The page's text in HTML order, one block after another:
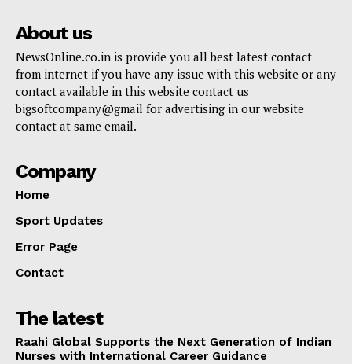
About us
NewsOnline.co.in is provide you all best latest contact
from internet if you have any issue with this website or any
contact available in this website contact us
bigsoftcompany@gmail for advertising in our website
contact at same email.
Company
Home
Sport Updates
Error Page
Contact
The latest
Raahi Global Supports the Next Generation of Indian
Nurses with International Career Guidance